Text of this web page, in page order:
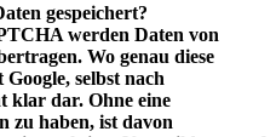
gespeichert?
werden Daten von
Wo genau diese
selbst nach
klar dar. Ohne eine
zu haben, ist davon